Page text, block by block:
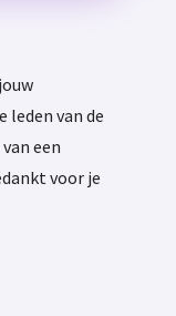
leden van de
een
voor je